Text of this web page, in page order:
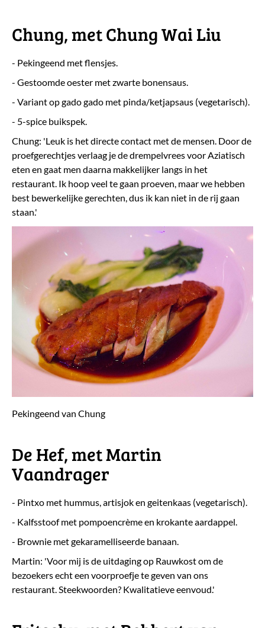
Chung, met Chung Wai Liu
- Pekingeend met flensjes.
- Gestoomde oester met zwarte bonensaus.
- Variant op gado gado met pinda/ketjapsaus (vegetarisch).
- 5-spice buikspek.
Chung: 'Leuk is het directe contact met de mensen. Door de
proefgerechtjes verlaag je de drempelvrees voor Aziatisch
eten en gaat men daarna makkelijker langs in het
restaurant. Ik hoop veel te gaan proeven, maar we hebben
best bewerkelijke gerechten, dus ik kan niet in de rij gaan
staan.'
Pekingeend van Chung
De Hef, met Martin
Vaandrager
- Pintxo met hummus, artisjok en geitenkaas (vegetarisch).
- Kalfsstoof met pompoencrème en krokante aardappel.
- Brownie met gekaramelliseerde banaan.
Martin: 'Voor mij is de uitdaging op Rauwkost om de
bezoekers echt een voorproefje te geven van ons
restaurant. Steekwoorden? Kwalitatieve eenvoud.'